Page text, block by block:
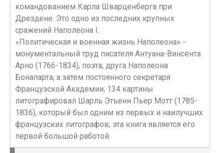
командованием Карла Шварценберга при
Дрездене. Это одно из последних крупных
сражений Наполеона I.
«Политическая и военная жизнь Наполеона» -
монументальный труд писателя Антуана-Винсента
Арно (1766-1834), поэта, друга Наполеона
Бонапарта, а затем постоянного секретаря
Французской Академии; 134 картины
литографировал Шарль Этьенн Пьер Мотт (1785-
1836), который был одним из первых и наилучших
французских литографов; эта книга является его
первой большой работой.